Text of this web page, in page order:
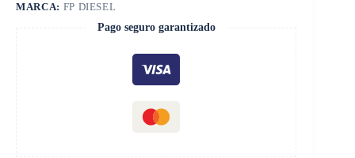
MARCA: FP DIESEL
Pago seguro garantizado